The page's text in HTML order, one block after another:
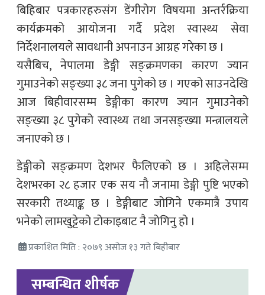
बिहिबार पत्रकारहरुसंग डेंगीरोग विषयमा अन्तर्रक्रिया
कार्यक्रमको आयोजना गर्दै प्रदेश स्वास्थ्य सेवा
निर्देशनालयले सावधानी अपनाउन आग्रह गरेका छ ।
यसैबिच, नेपालमा डेङ्गी सङ्क्रमणका कारण ज्यान
गुमाउनेको सङ्ख्या ३८ जना पुगेको छ । गएको साउनदेखि
आज बिहीवारसम्म डेङ्गीका कारण ज्यान गुमाउनेको
सङ्ख्या ३८ पुगेको स्वास्थ्य तथा जनसङ्ख्या मन्त्रालयले
जनाएको छ ।
डेङ्गीको सङ्क्रमण देशभर फैलिएको छ । अहिलेसम्म
देशभरका २८ हजार एक सय नौ जनामा डेङ्गी पुष्टि भएको
सरकारी तथ्याङ्क छ । डेङ्गीबाट जोगिने एकमात्रै उपाय
भनेको लामखुट्टेको टोकाइबाट नै जोगिनु हो ।
प्रकाशित मिति : २०७९ असोज १३ गते बिहीबार
सम्बन्धित शीर्षक